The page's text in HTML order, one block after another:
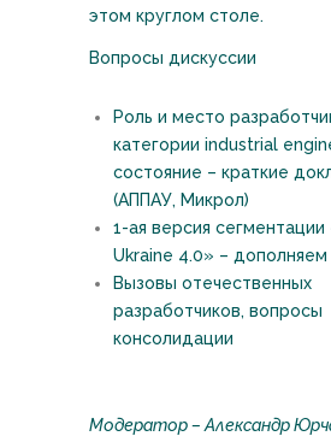
этом круглом столе.
Вопросы дискуссии
Роль и место
категории industrial
состояние – краткие
(АППАУ, Микрол)
1-ая версия сегментации
Ukraine 4.0» – дополняем
Вызовы отечественных
разработчиков, вопросы
консолидации
Модератор – Александр